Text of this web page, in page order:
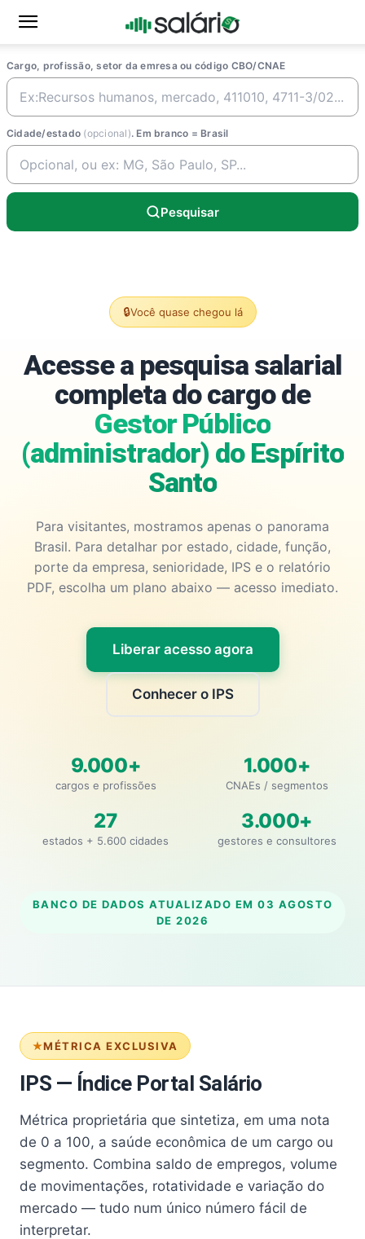
Cargo, profissão, setor da emresa ou código CBO/CNAE
Cidade/estado (opcional). Em branco = Brasil
Pesquisar
🔒Você quase chegou lá
Acesse a pesquisa salarial
completa do cargo de
Gestor Público
(administrador) do Espírito
Santo
Para visitantes, mostramos apenas o panorama
Brasil. Para detalhar por estado, cidade, função,
porte da empresa, senioridade, IPS e o relatório
PDF, escolha um plano abaixo — acesso imediato.
Liberar acesso agora
Conhecer o IPS
9.000+
cargos e profissões
1.000+
CNAEs / segmentos
27
estados + 5.600 cidades
3.000+
gestores e consultores
BANCO DE DADOS ATUALIZADO EM 03 AGOSTO
DE 2026
MÉTRICA EXCLUSIVA
IPS — Índice Portal Salário
Métrica proprietária que sintetiza, em uma nota
de 0 a 100, a saúde econômica de um cargo ou
segmento. Combina saldo de empregos, volume
de movimentações, rotatividade e variação do
mercado — tudo num único número fácil de
interpretar.